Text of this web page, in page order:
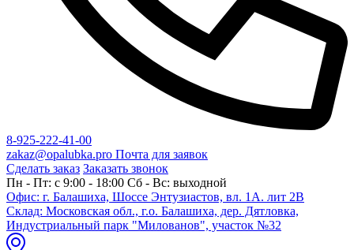
8-925-222-41-00
zakaz@opalubka.pro Почта для заявок
Сделать заказ Заказать звонок
Пн - Пт: c 9:00 - 18:00 Сб - Вс: выходной
Офис: г. Балашиха, Шоссе Энтузиастов, вл. 1А. лит 2В
Склад: Московская обл., г.о. Балашиха, дер. Дятловка,
Индустриальный парк "Милованов", участок №32